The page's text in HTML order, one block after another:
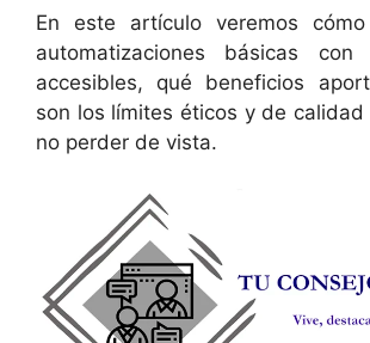
En este artículo veremos cómo
automatizaciones básicas con
accesibles, qué beneficios
son los límites éticos y de calidad
no perder de vista.